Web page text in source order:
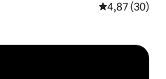
Prosječna
4,87 (30)